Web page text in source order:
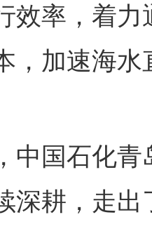
效率，着
，加速海
国石化青
深耕，走